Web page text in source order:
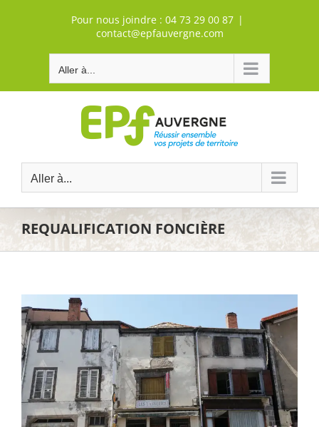
Pour nous joindre : 04 73 29 00 87 |
contact@epfauvergne.com
Aller à...
Aller à...
REQUALIFICATION FONCIÈRE